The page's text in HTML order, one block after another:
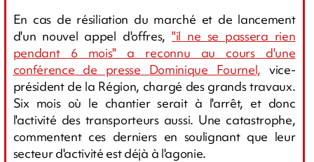
En cas de résiliation du marché et de lancement
d'un nouvel appel d'offres,"il ne se passera rien
pendant 6 mois" a reconnu au cours d'une
conférence de presse Dominique Fournel, vice-
président de la Région, chargé des grands travaux.
Six mois où le chantier serait à l'arrêt, et donc
l'activité des transporteurs aussi. Une catastrophe,
commentent ces derniers en soulignant que leur
secteur d'activité est déjà à l'agonie.